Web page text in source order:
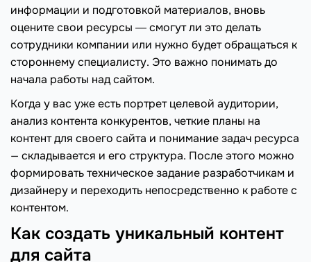
информации и подготовкой материалов, вновь
оцените свои ресурсы ― смогут ли это делать
сотрудники компании или нужно будет обращаться к
стороннему специалисту. Это важно понимать до
начала работы над сайтом.
Когда у вас уже есть портрет целевой аудитории,
анализ контента конкурентов, четкие планы на
контент для своего сайта и понимание задач ресурса
— складывается и его структура. После этого можно
формировать техническое задание разработчикам и
дизайнеру и переходить непосредственно к работе с
контентом.
Как создать уникальный контент
для сайта